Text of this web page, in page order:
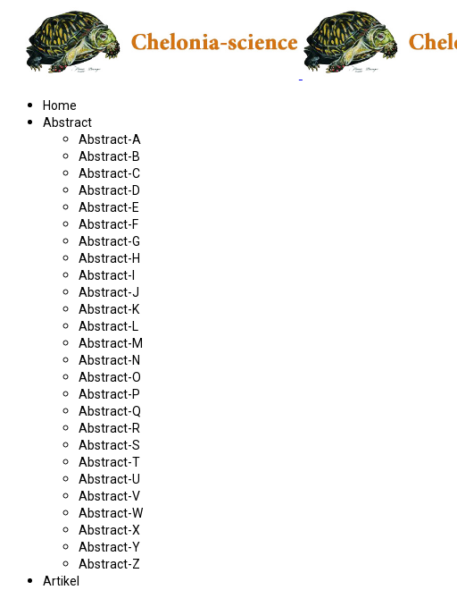
Home
Abstract
Abstract-A
Abstract-B
Abstract-C
Abstract-D
Abstract-E
Abstract-F
Abstract-G
Abstract-H
Abstract-I
Abstract-J
Abstract-K
Abstract-L
Abstract-M
Abstract-N
Abstract-O
Abstract-P
Abstract-Q
Abstract-R
Abstract-S
Abstract-T
Abstract-U
Abstract-V
Abstract-W
Abstract-X
Abstract-Y
Abstract-Z
Artikel